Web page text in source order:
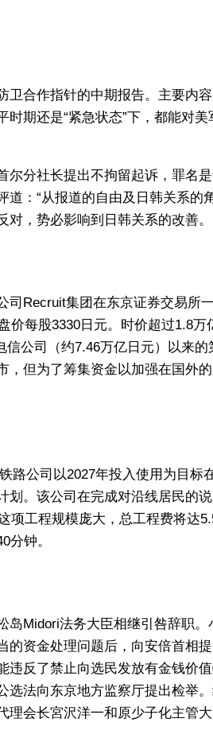
卫合作指针的中期报告。主要内
时期还是“紧急状态”下，都能对
尔分社长提出不拘留起诉，罪名
道：“从报道的自由及日韩关系的
，势必影响到日韩关系的改善。
司Recruit集团在东京证券交易所
价每股3330日元。时价超过1.8
信公司（约7.46万亿日元）以来
，但为了筹集资金以加强在国外
路公司以2027年投入使用为目标
划。该公司在完成对沿线居民的
项工程规模庞大，总工程费将达
分钟。
岛Midori法务大臣相继引咎辞职
的资金处理问题后，向安倍首相
违反了禁止向选民发放有金钱价
选法向东京地方监察厅提出检举
理会长宮沢洋一和原少子化主管大